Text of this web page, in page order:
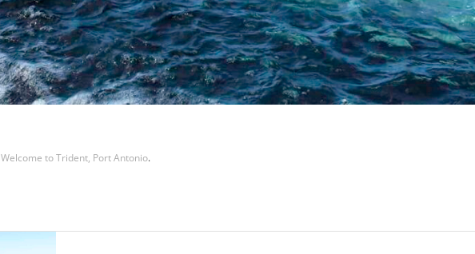
Welcome to Trident, Port Antonio.